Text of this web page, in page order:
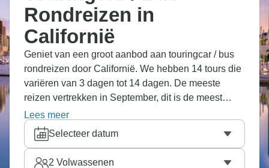
Rondreizen in
Californië
Geniet van een groot aanbod aan touringcar / bus
rondreizen door Californië. We hebben 14 tours die
variëren van 3 dagen tot 14 dagen. De meeste
reizen vertrekken in September, dit is de meest
geliefde maand om te gaan.
Lees meer
Selecteer datum
2 Volwassenen